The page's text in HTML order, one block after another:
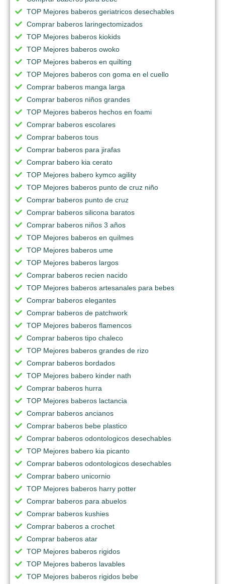
TOP Mejores baberos geriatricos desechables
Comprar baberos laringectomizados
TOP Mejores baberos kiokids
TOP Mejores baberos owoko
TOP Mejores baberos en quilting
TOP Mejores baberos con goma en el cuello
Comprar baberos manga larga
Comprar baberos niños grandes
TOP Mejores baberos hechos en foami
Comprar baberos escolares
Comprar baberos tous
Comprar baberos para jirafas
Comprar babero kia cerato
TOP Mejores babero kymco agility
TOP Mejores baberos punto de cruz niño
Comprar baberos punto de cruz
Comprar baberos silicona baratos
Comprar baberos niños 3 años
TOP Mejores baberos en quilmes
TOP Mejores baberos ume
TOP Mejores baberos largos
Comprar baberos recien nacido
TOP Mejores baberos artesanales para bebes
Comprar baberos elegantes
Comprar baberos de patchwork
TOP Mejores baberos flamencos
Comprar baberos tipo chaleco
TOP Mejores baberos grandes de rizo
Comprar baberos bordados
TOP Mejores babero kinder nath
Comprar baberos hurra
TOP Mejores baberos lactancia
Comprar baberos ancianos
Comprar baberos bebe plastico
Comprar baberos odontologicos desechables
TOP Mejores babero kia picanto
Comprar baberos odontologicos desechables
Comprar babero unicornio
TOP Mejores baberos harry potter
Comprar baberos para abuelos
Comprar baberos kushies
Comprar baberos a crochet
Comprar baberos atar
TOP Mejores baberos rigidos
TOP Mejores baberos lavables
TOP Mejores baberos rigidos bebe